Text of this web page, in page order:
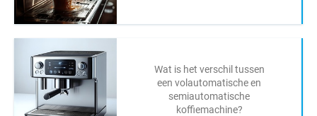
Wat is het verschil tussen
een volautomatische en
semiautomatische
koffiemachine?